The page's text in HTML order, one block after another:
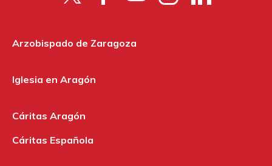
Arzobispado de Zaragoza
Iglesia en Aragón
Cáritas Aragón
Cáritas Española